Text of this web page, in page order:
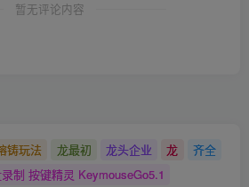
暂无评论内容
铸玩法 龙最初 龙头企业 龙
齐全
制 按键精灵 KeymouseGo5.1